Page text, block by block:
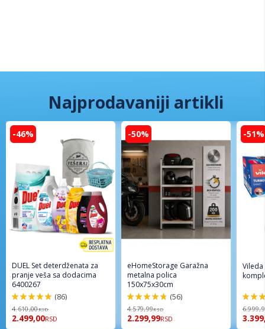
Najprodavaniji artikli
-46%
DUEL Set deterdženata za
pranje veša sa dodacima
6400267
98%
(86)
4.610,00RSD
2.499,00RSD
-50%
eHomeStorage Garažna
metalna polica
150x75x30cm
96%
(56)
4.579,99RSD
2.299,99RSD
-51%
92%